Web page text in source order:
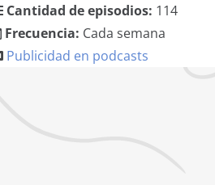
Cantidad de episodios: 114
Frecuencia: Cada semana
Publicidad en podcasts